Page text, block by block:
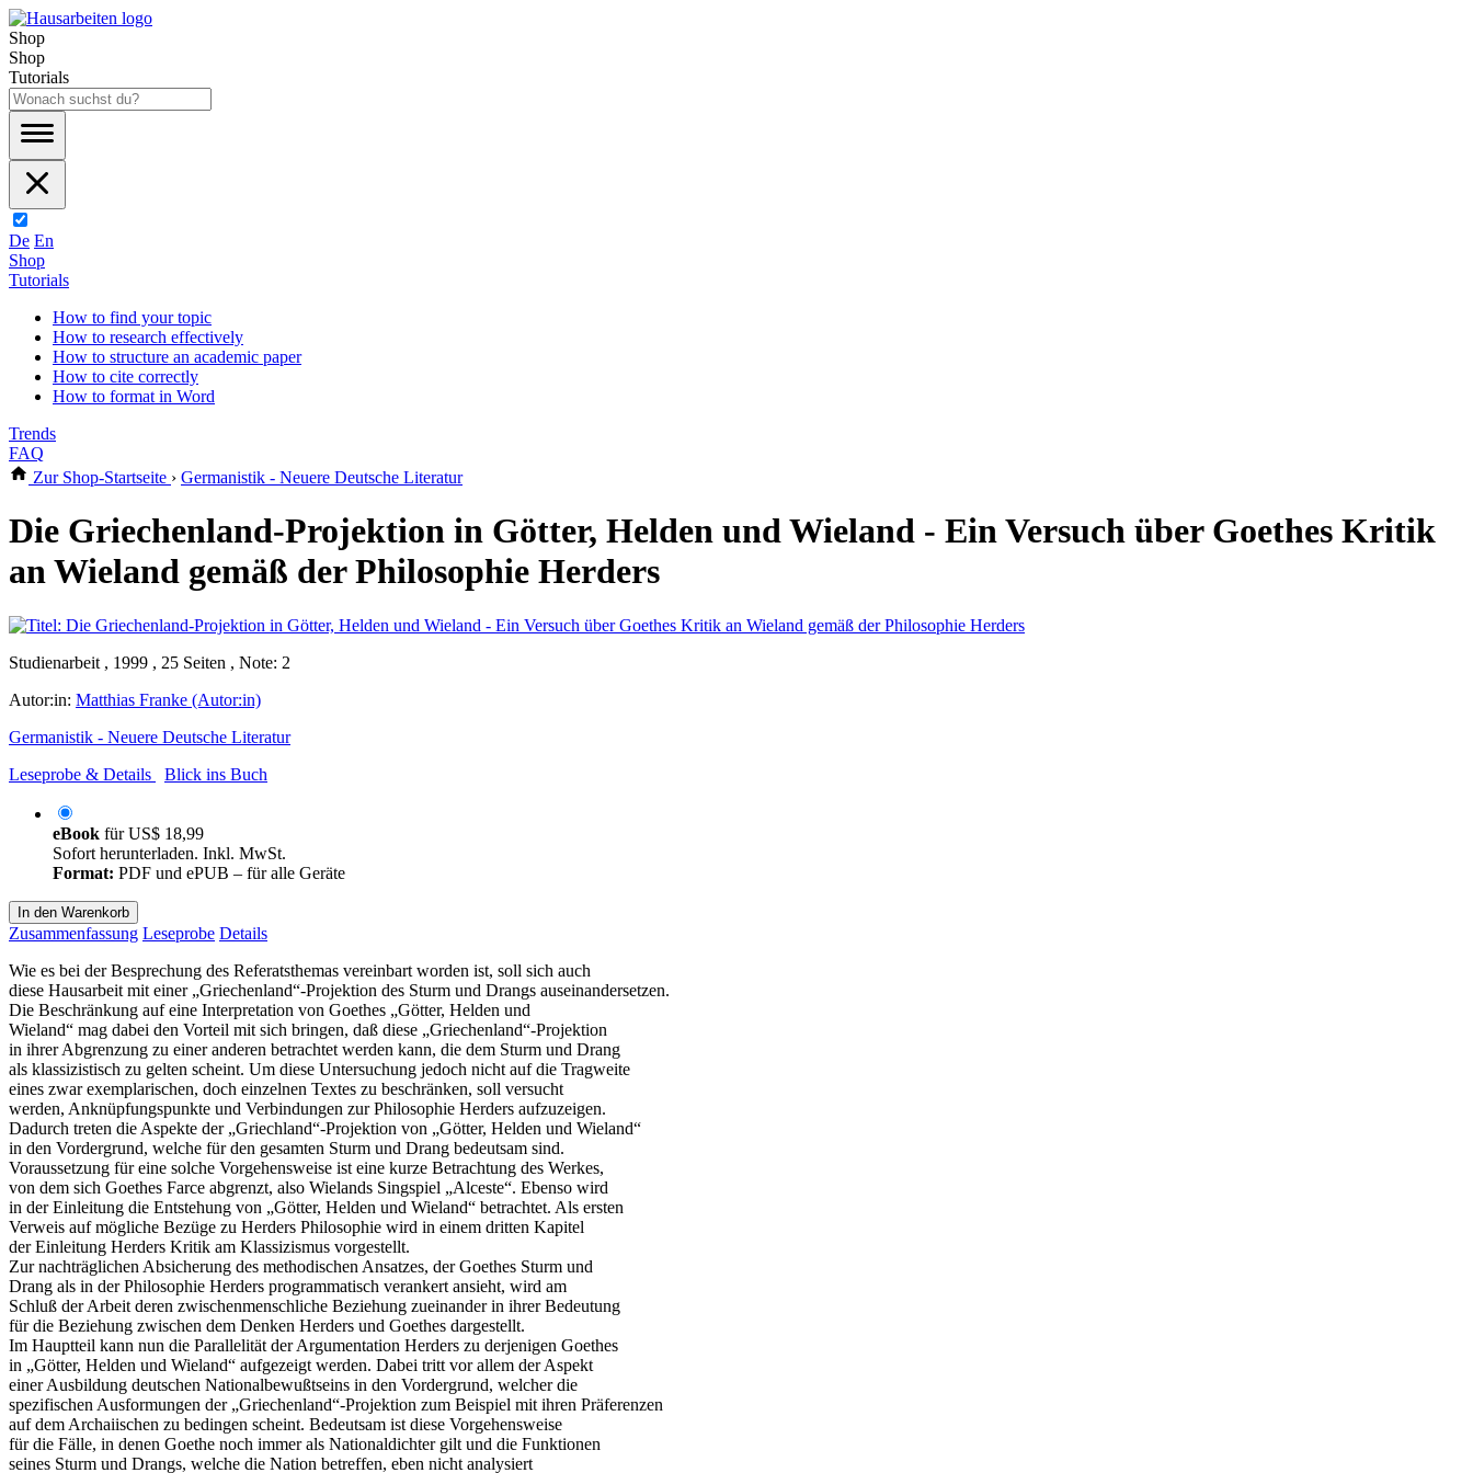
Shop
Shop
Tutorials
De En
Shop
Tutorials
How to find your topic
How to research effectively
How to structure an academic paper
How to cite correctly
How to format in Word
Trends
FAQ
Zur Shop-Startseite › Germanistik - Neuere Deutsche Literatur
Die Griechenland-Projektion in Götter, Helden und Wieland - Ein Versuch über Goethes Kritik
an Wieland gemäß der Philosophie Herders
Studienarbeit , 1999 , 25 Seiten , Note: 2
Autor:in: Matthias Franke (Autor:in)
Germanistik - Neuere Deutsche Literatur
Leseprobe & Details
Blick ins Buch
eBook fürUS$ 18,99
Sofort herunterladen. Inkl. MwSt.
Format: PDF und ePUB – für alle Geräte
In den Warenkorb
Zusammenfassung Leseprobe Details
Wie es bei der Besprechung des Referatsthemas vereinbart worden ist, soll sich auch
diese Hausarbeit mit einer „Griechenland“-Projektion des Sturm und Drangs auseinandersetzen.
Die Beschränkung auf eine Interpretation von Goethes „Götter, Helden und
Wieland“ mag dabei den Vorteil mit sich bringen, daß diese „Griechenland“-Projektion
in ihrer Abgrenzung zu einer anderen betrachtet werden kann, die dem Sturm und Drang
als klassizistisch zu gelten scheint. Um diese Untersuchung jedoch nicht auf die Tragweite
eines zwar exemplarischen, doch einzelnen Textes zu beschränken, soll versucht
werden, Anknüpfungspunkte und Verbindungen zur Philosophie Herders aufzuzeigen.
Dadurch treten die Aspekte der „Griechland“-Projektion von „Götter, Helden und Wieland“
in den Vordergrund, welche für den gesamten Sturm und Drang bedeutsam sind.
Voraussetzung für eine solche Vorgehensweise ist eine kurze Betrachtung des Werkes,
von dem sich Goethes Farce abgrenzt, also Wielands Singspiel „Alceste“. Ebenso wird
in der Einleitung die Entstehung von „Götter, Helden und Wieland“ betrachtet. Als ersten
Verweis auf mögliche Bezüge zu Herders Philosophie wird in einem dritten Kapitel
der Einleitung Herders Kritik am Klassizismus vorgestellt.
Zur nachträglichen Absicherung des methodischen Ansatzes, der Goethes Sturm und
Drang als in der Philosophie Herders programmatisch verankert ansieht, wird am
Schluß der Arbeit deren zwischenmenschliche Beziehung zueinander in ihrer Bedeutung
für die Beziehung zwischen dem Denken Herders und Goethes dargestellt.
Im Hauptteil kann nun die Parallelität der Argumentation Herders zu derjenigen Goethes
in „Götter, Helden und Wieland“ aufgezeigt werden. Dabei tritt vor allem der Aspekt
einer Ausbildung deutschen Nationalbewußtseins in den Vordergrund, welcher die
spezifischen Ausformungen der „Griechenland“-Projektion zum Beispiel mit ihren Präferenzen
auf dem Archaiischen zu bedingen scheint. Bedeutsam ist diese Vorgehensweise
für die Fälle, in denen Goethe noch immer als Nationaldichter gilt und die Funktionen
seines Sturm und Drangs, welche die Nation betreffen, eben nicht analysiert